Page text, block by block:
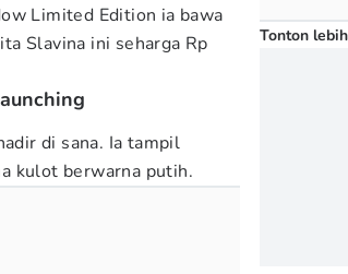
Limited Edition ia bawa
Slavina ini seharga Rp
di sana. Ia tampil
kulot berwarna putih.
Tonton